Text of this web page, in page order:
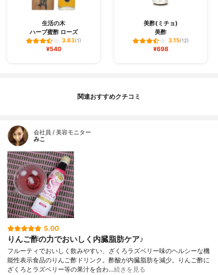
生活の木
ハーブ蜜酢 ローズ
3.63(1)
¥540
美酢(ミチョ)
美酢
3.15(12)
¥698
関連おすすめクチコミ
会社員 / 美容モニター
みこ
5.00
りんご酢の力でおいしく内臓脂肪ケア♪
フルーティでおいしく飲みやすい、ざくろラズベリー味のヘルシーな機
能性表示食品のりんご酢ドリンク。酢酸が内臓脂肪を減少。りんご酢に
ざくろとラズベリー等の果汁を合わ…続きを見る